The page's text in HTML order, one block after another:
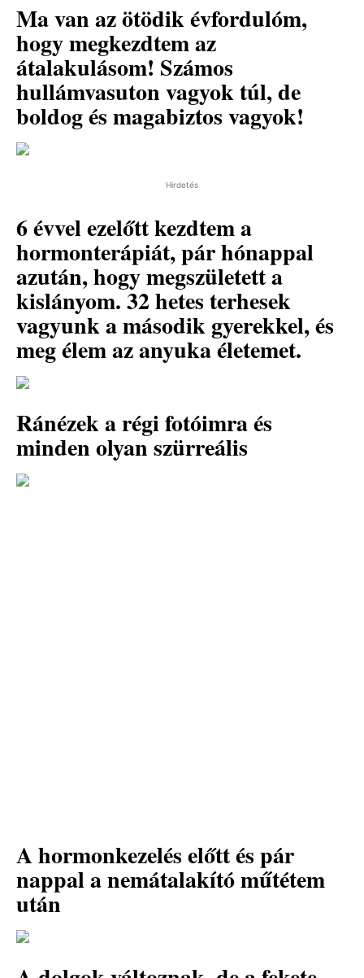
Ma van az ötödik évfordulóm,
hogy megkezdtem az
átalakulásom! Számos
hullámvasuton vagyok túl, de
boldog és magabiztos vagyok!
Hirdetés
6 évvel ezelőtt kezdtem a
hormonterápiát, pár hónappal
azután, hogy megszületett a
kislányom. 32 hetes terhesek
vagyunk a második gyerekkel, és
meg élem az anyuka életemet.
Ránézek a régi fotóimra és
minden olyan szürreális
A hormonkezelés előtt és pár
nappal a nemátalakító műtétem
után